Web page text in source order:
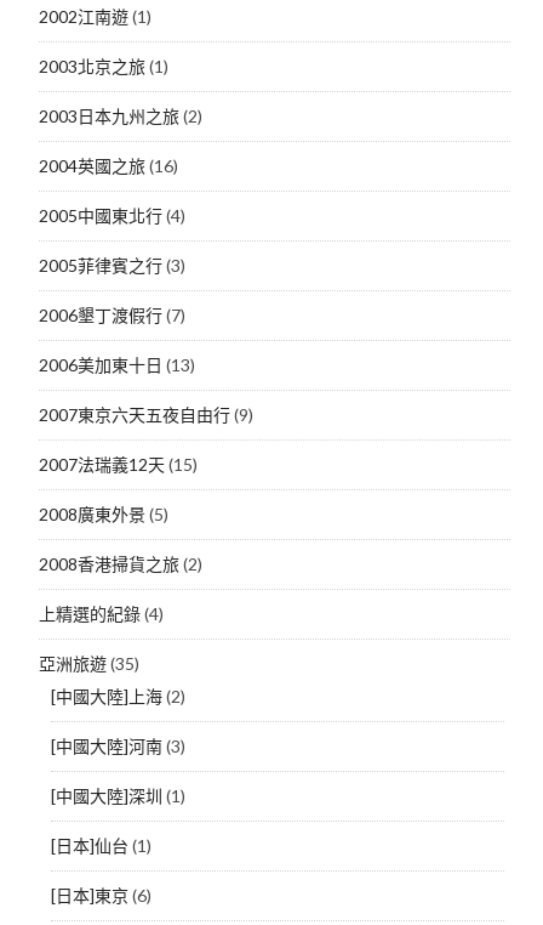
2002江南遊(1)
2003北京之旅(1)
2003日本九州之旅(2)
2004英國之旅(16)
2005中國東北行(4)
2005菲律賓之行(3)
2006墾丁渡假行(7)
2006美加東十日 (13)
2007東京六天五夜自由行(9)
2007法瑞義12天(15)
2008廣東外景(5)
2008香港掃貨之旅(2)
上精選的紀錄(4)
亞洲旅遊(35)
[中國大陸]上海(2)
[中國大陸]河南(3)
[中國大陸]深圳 (1)
[日本]仙台 (1)
[日本]東京(6)